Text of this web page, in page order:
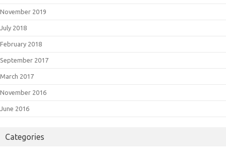
November 2019
July 2018
February 2018
September 2017
March 2017
November 2016
June 2016
Categories